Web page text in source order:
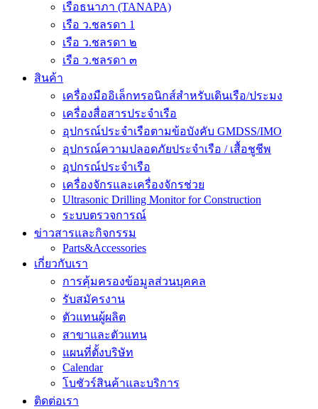
เรือธนาภา (TANAPA)
เรือ ว.ชลรดา 1
เรือ ว.ชลรดา ๒
เรือ ว.ชลรดา ๓
สินค้า
เครื่องมืออิเล็กทรอนิกส์สำหรับเดินเรือ/ประมง
เครื่องสื่อสารประจำเรือ
อุปกรณ์ประจำเรือตามข้อบังคับ GMDSS/IMO
อุปกรณ์ความปลอดภัยประจำเรือ / เสื้อชูชีพ
อุปกรณ์ประจำเรือ
เครื่องจักรและเครื่องจักรช่วย
Ultrasonic Drilling Monitor for Construction
ระบบตรวจการณ์
ข่าวสารและกิจกรรม
Parts&Accessories
เกี่ยวกับเรา
การคุ้มครองข้อมูลส่วนบุคคล
รับสมัครงาน
ตัวแทนผู้ผลิต
สาขาและตัวแทน
แผนที่ตั้งบริษัท
Calendar
โบชัวร์สินค้าและบริการ
ติดต่อเรา